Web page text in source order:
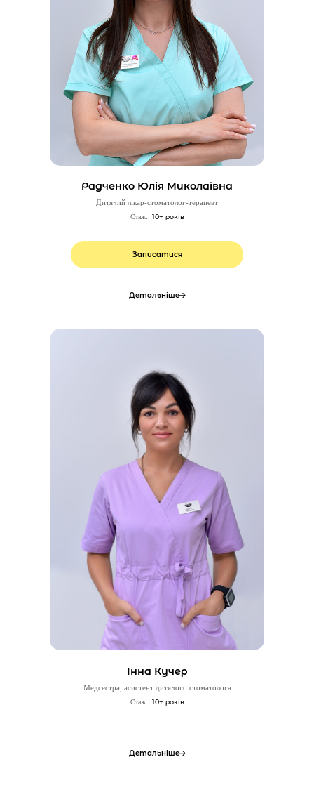
Радченко Юлія Миколаївна
Дитячий лікар-стоматолог-терапевт
Стаж:: 10+ років
Записатися
Детальніше
Інна Кучер
Медсестра, асистент дитячого стоматолога
Стаж:: 10+ років
Детальніше